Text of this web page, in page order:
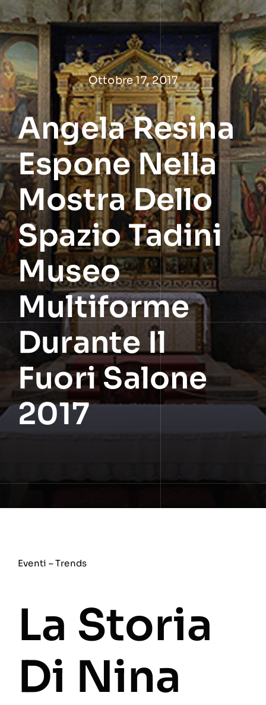
Salta
al
contenuto
Ottobre 17, 2017
Angela Resina
Espone Nella
Mostra Dello
Spazio Tadini
Museo
Multiforme
Durante Il
Fuori Salone
2017
Eventi –Trends
La Storia
Di Nina